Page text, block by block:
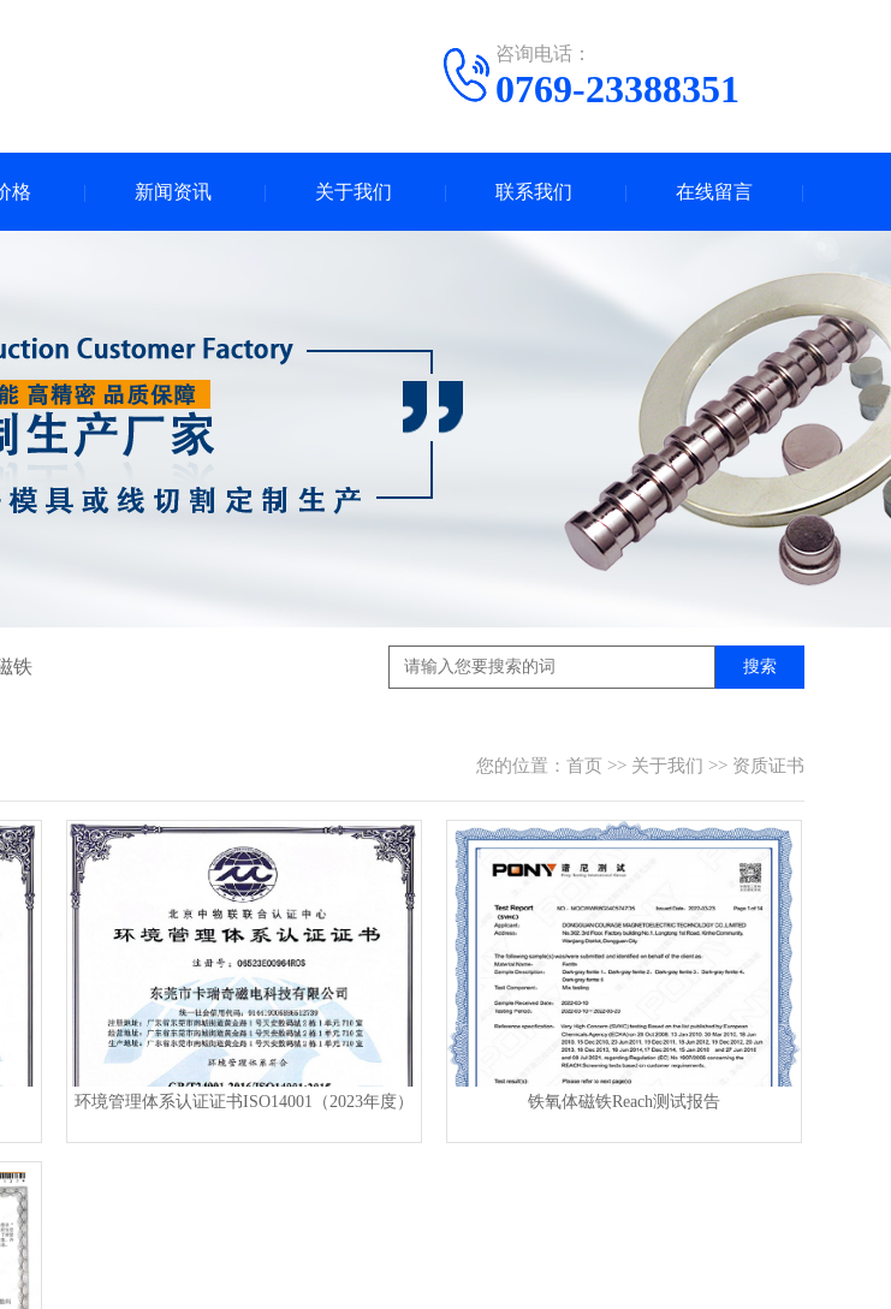
咨询电话：
0769-23388351
格 新闻资讯 关于我们 联系我们 在线留言
铁 搜索
您的位置： 首页 >> 关于我们 >> 资质证书
环境管理体系认证证书ISO14001（2023年度） 铁氧体磁铁Reach测试报告